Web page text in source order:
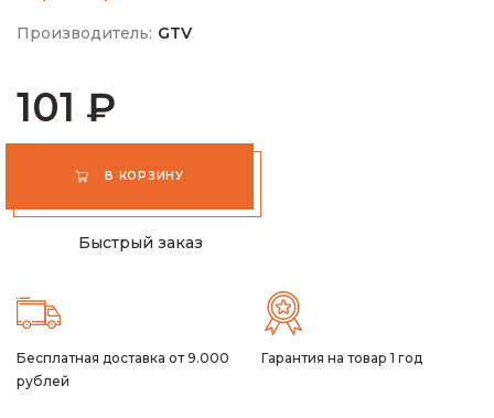
Производитель: GTV
101 ₽
В КОРЗИНУ
Быстрый заказ
Бесплатная доставка от 9.000
рублей
Гарантия на товар 1 год